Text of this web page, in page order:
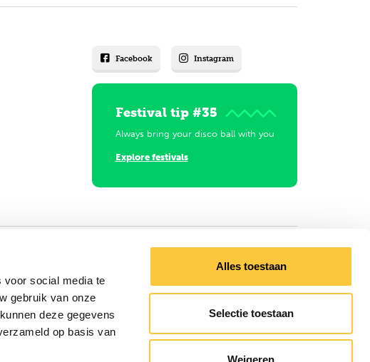
voor social media te
gebruik van onze
deze gegevens
op basis van
Alles toestaan
Selectie toestaan
Weigeren
Facebook Instagram
Festival tip #35
Always bring your disco ball with you
Explore festivals